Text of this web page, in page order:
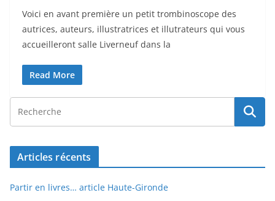
Voici en avant première un petit trombinoscope des
autrices, auteurs, illustratrices et illutrateurs qui vous
accueilleront salle Liverneuf dans la
Read More
Articles récents
Partir en livres… article Haute-Gironde